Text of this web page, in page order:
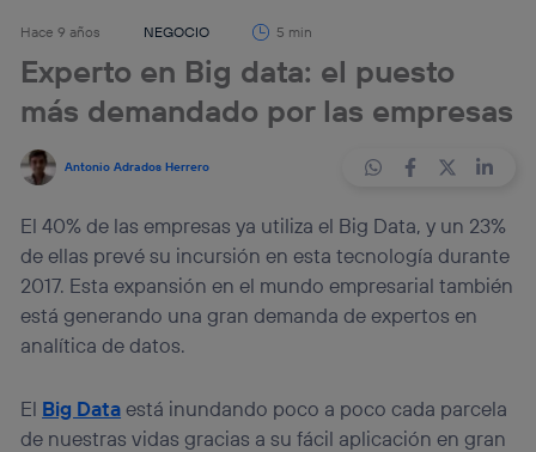
Hace 9 años NEGOCIO 5 min
Experto en Big data: el puesto
más demandado por las empresas
Antonio Adrados Herrero
El 40% de las empresas ya utiliza el Big Data, y un 23%
de ellas prevé su incursión en esta tecnología durante
2017. Esta expansión en el mundo empresarial también
está generando una gran demanda de expertos en
analítica de datos.
El Big Dataestá inundando poco a poco cada parcela
de nuestras vidas gracias a su fácil aplicación en gran